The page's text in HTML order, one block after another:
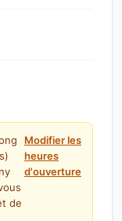
de
Modifier les
heures
d'ouverture